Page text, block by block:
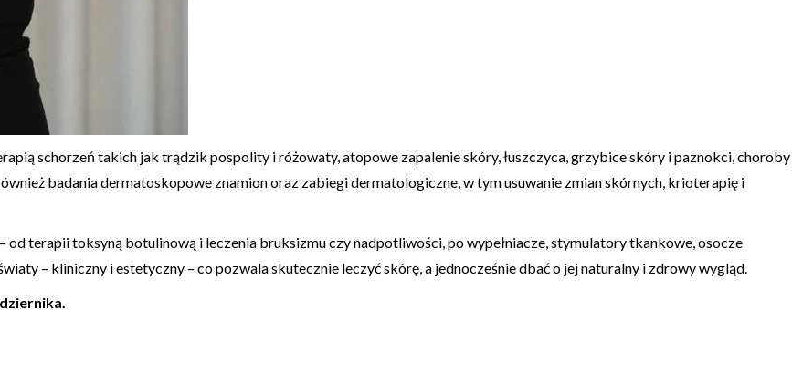
schorzeń takich jak trądzik pospolity i różowaty, atopowe zapalenie skóry, łuszczyca, grzybice skóry i paznokci, choroby
badania dermatoskopowe znamion oraz zabiegi dermatologiczne, w tym usuwanie zmian skórnych, krioterapię i
terapii toksyną botulinową i leczenia bruksizmu czy nadpotliwości, po wypełniacze, stymulatory tkankowe, osocze
– kliniczny i estetyczny – co pozwala skutecznie leczyć skórę, a jednocześnie dbać o jej naturalny i zdrowy wygląd.